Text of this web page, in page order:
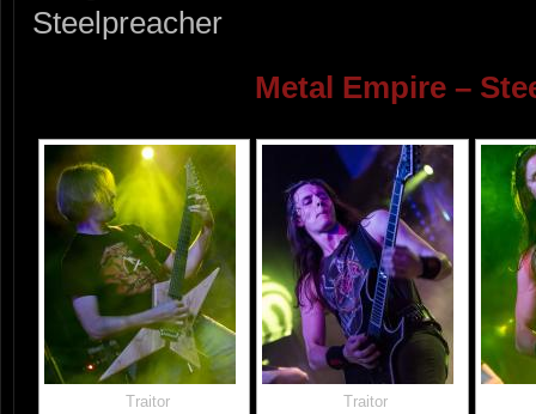
Steelpreacher
Metal Empire –
Traitor Traitor